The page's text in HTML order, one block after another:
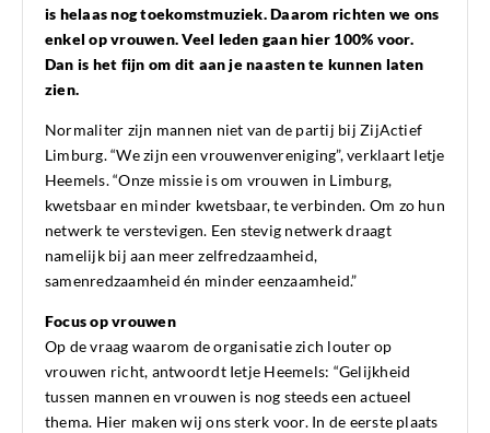
is helaas nog toekomstmuziek. Daarom richten we ons
enkel op vrouwen. Veel leden gaan hier 100% voor.
Dan is het fijn om dit aan je naasten te kunnen laten
zien.
Normaliter zijn mannen niet van de partij bij ZijActief
Limburg. “We zijn een vrouwenvereniging”, verklaart Ietje
Heemels. “Onze missie is om vrouwen in Limburg,
kwetsbaar en minder kwetsbaar, te verbinden. Om zo hun
netwerk te verstevigen. Een stevig netwerk draagt
namelijk bij aan meer zelfredzaamheid,
samenredzaamheid én minder eenzaamheid.”
Focus op vrouwen
Op de vraag waarom de organisatie zich louter op
vrouwen richt, antwoordt Ietje Heemels: “Gelijkheid
tussen mannen en vrouwen is nog steeds een actueel
thema. Hier maken wij ons sterk voor. In de eerste plaats